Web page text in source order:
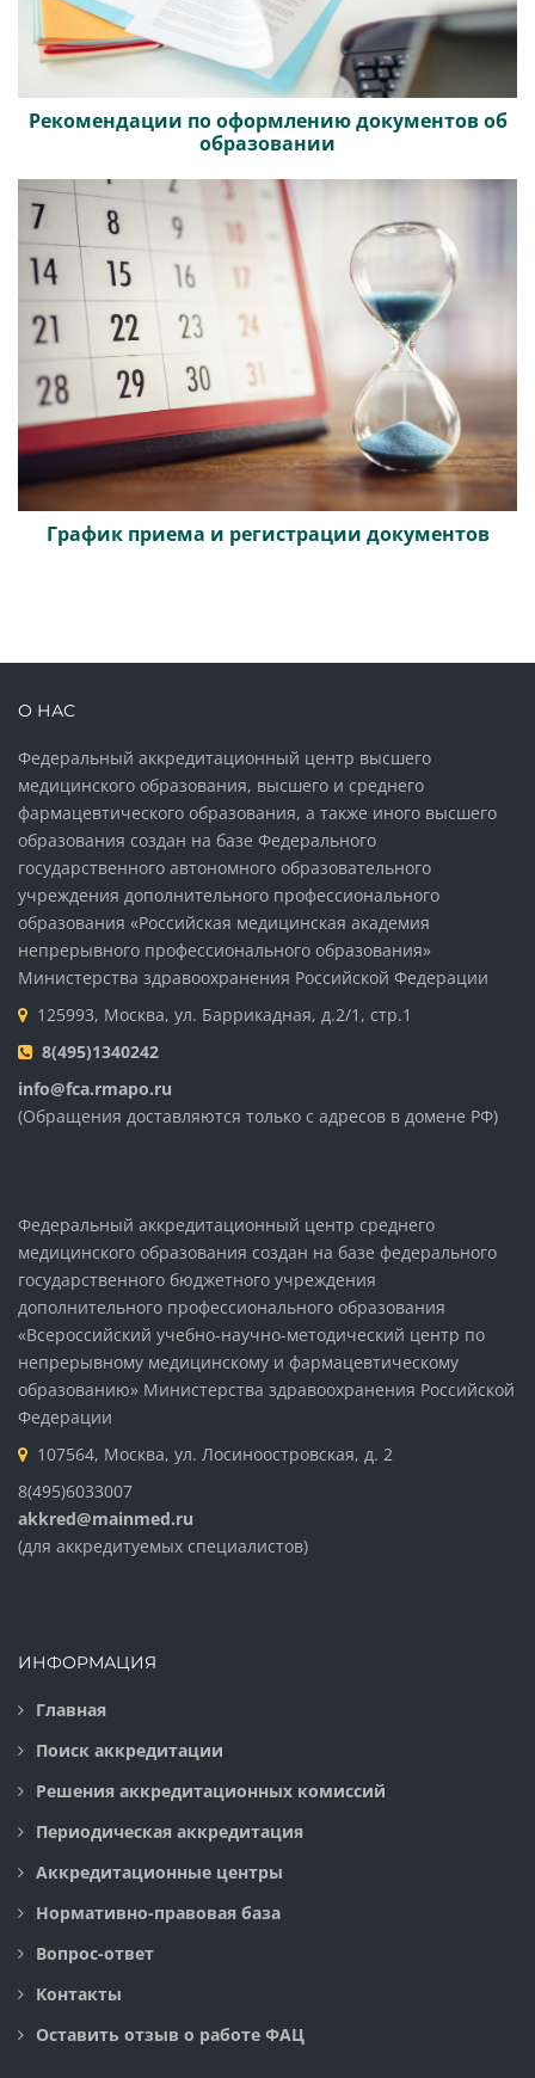
Рекомендации по оформлению документов об
образовании
График приема и регистрации документов
О НАС
Федеральный аккредитационный центр высшего
медицинского образования, высшего и среднего
фармацевтического образования, а также иного высшего
образования создан на базе Федерального
государственного автономного образовательного
учреждения дополнительного профессионального
образования «Российская медицинская академия
непрерывного профессионального образования»
Министерства здравоохранения Российской Федерации
125993, Москва, ул. Баррикадная, д.2/1, стр.1
8(495)1340242
info@fca.rmapo.ru
(Обращения доставляются только с адресов в домене РФ)
Федеральный аккредитационный центр среднего
медицинского образования создан на базе федерального
государственного бюджетного учреждения
дополнительного профессионального образования
«Всероссийский учебно-научно-методический центр по
непрерывному медицинскому и фармацевтическому
образованию» Министерства здравоохранения Российской
Федерации
107564, Москва, ул. Лосиноостровская, д. 2
8(495)6033007
akkred@mainmed.ru
(для аккредитуемых специалистов)
ИНФОРМАЦИЯ
Главная
Поиск аккредитации
Решения аккредитационных комиссий
Периодическая аккредитация
Аккредитационные центры
Нормативно-правовая база
Вопрос-ответ
Контакты
Оставить отзыв о работе ФАЦ